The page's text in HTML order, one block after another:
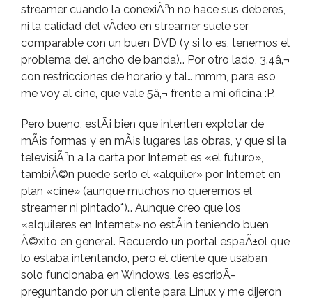
streamer cuando la conexiÃ³n no hace sus deberes,
ni la calidad del vÃ­deo en streamer suele ser
comparable con un buen DVD (y si lo es, tenemos el
problema del ancho de banda)… Por otro lado, 3.4â‚¬
con restricciones de horario y tal… mmm, para eso
me voy al cine, que vale 5â‚¬ frente a mi oficina :P.
Pero bueno, estÃ¡ bien que intenten explotar de
mÃ¡s formas y en mÃ¡s lugares las obras, y que si la
televisiÃ³n a la carta por Internet es «el futuro»,
tambiÃ©n puede serlo el «alquiler» por Internet en
plan «cine» (aunque muchos no queremos el
streamer ni pintado*)… Aunque creo que los
«alquileres en Internet» no estÃ¡n teniendo buen
Ã©xito en general. Recuerdo un portal espaÃ±ol que
lo estaba intentando, pero el cliente que usaban
solo funcionaba en Windows, les escribÃ­
preguntando por un cliente para Linux y me dijeron